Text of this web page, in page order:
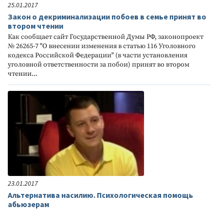
25.01.2017
Закон о декриминализации побоев в семье принят во
втором чтении
Как сообщает сайт Государственной Думы РФ, законопроект
№ 26265-7 "О внесении изменения в статью 116 Уголовного
кодекса Российской Федерации" (в части установления
уголовной ответственности за побои) принят во втором
чтении...
23.01.2017
Альтернатива насилию. Психологическая помощь
абьюзерам